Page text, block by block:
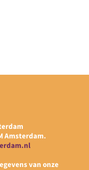
Amsterdam.
van onze